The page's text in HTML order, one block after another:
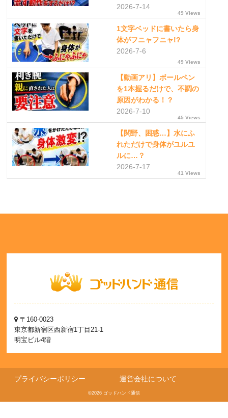
2026-7-14
49 Views
1文字ベッドに書いたら身
体がフニャフニャ!?
2026-7-6
49 Views
【動画アリ】ボールペン
を1本握るだけで、不調の
原因がわかる！？
2026-7-10
45 Views
【関野、困惑…】水にふ
れただけで身体がユルユ
ルに…？
2026-7-17
41 Views
〒160-0023
東京都新宿区西新宿1丁目21-1
明宝ビル4階
プライバシーポリシー 運営会社について
©2026 ゴッドハンド通信